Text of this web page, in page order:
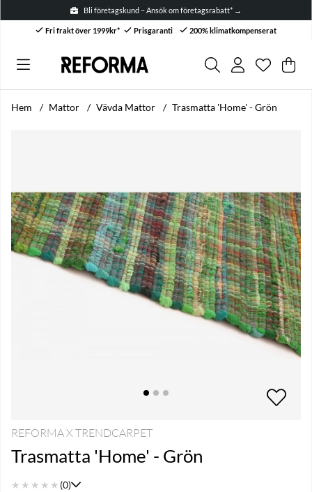
Bli företagskund – Ansök om företagsrabatt* →
Fri frakt över 1999kr* Prisgaranti 200% klimatkompenserat
Antal i
. .
Hem Mattor Vävda Mattor Trasmatta 'Home' - Grön
REFORMA X TRENDCARPET
Trasmatta 'Home' - Grön
★ ★ ★ ★ ★ (0)